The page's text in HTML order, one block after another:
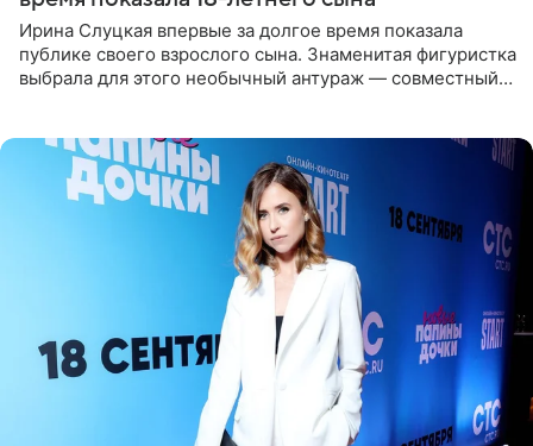
Ирина Слуцкая впервые за долгое время показала
публике своего взрослого сына. Знаменитая фигуристка
выбрала для этого необычный антураж — совместный